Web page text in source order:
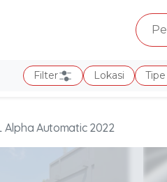
Filter Lokasi Tipe
Alpha Automatic 2022